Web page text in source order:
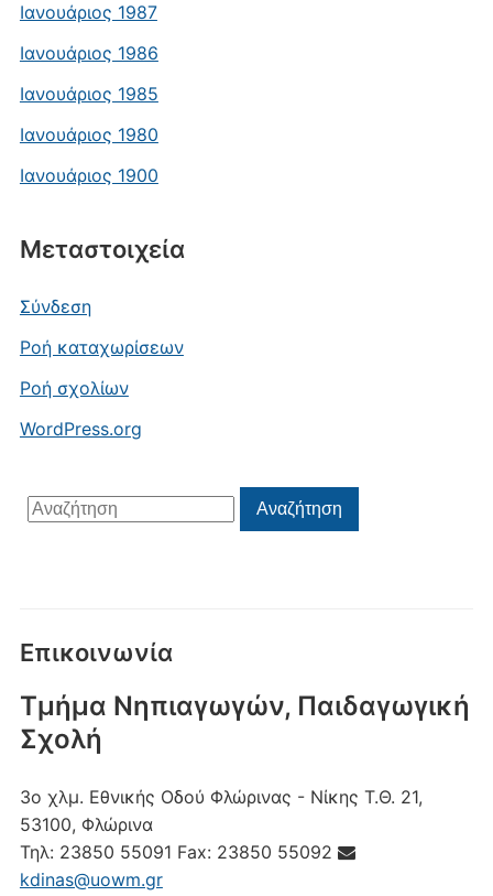
Ιανουάριος 1987
Ιανουάριος 1986
Ιανουάριος 1985
Ιανουάριος 1980
Ιανουάριος 1900
Μεταστοιχεία
Σύνδεση
Ροή καταχωρίσεων
Ροή σχολίων
WordPress.org
Αναζήτηση
για:
Αναζήτηση
Επικοινωνία
Τμήμα Νηπιαγωγών, Παιδαγωγική
Σχολή
3ο χλμ. Εθνικής Οδού Φλώρινας - Νίκης Τ.Θ. 21,
53100, Φλώρινα
Τηλ: 23850 55091 Fax: 23850 55092
kdinas@uowm.gr